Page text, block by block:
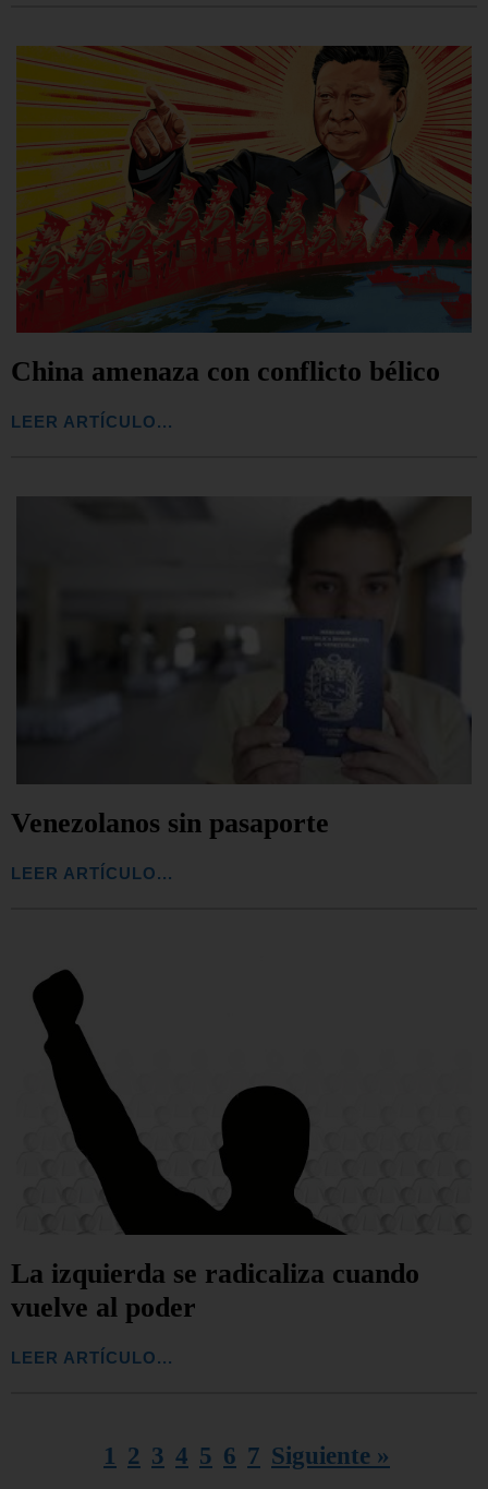
China amenaza con conflicto bélico
LEER ARTÍCULO...
Venezolanos sin pasaporte
LEER ARTÍCULO...
La izquierda se radicaliza cuando
vuelve al poder
LEER ARTÍCULO...
1 2 3 4 5 6 7 Siguiente »